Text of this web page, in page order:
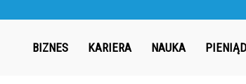
BIZNES KARIERA NAUKA